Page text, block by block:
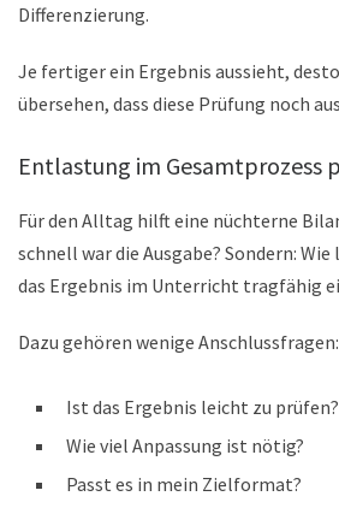
Differenzierung.
Je fertiger ein Ergebnis aussieht,
übersehen, dass diese Prüfung noch
Entlastung im Gesamtprozess
Für den Alltag hilft eine nüchterne
schnell war die Ausgabe? Sondern:
das Ergebnis im Unterricht tragfähig
Dazu gehören wenige Anschlussfragen:
Ist das Ergebnis leicht zu prüfen?
Wie viel Anpassung ist nötig?
Passt es in mein Zielformat?